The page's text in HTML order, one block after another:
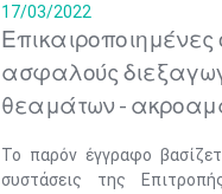
17/03/2022
Επικαιροποιημένες
ασφαλούς
θεαμάτων -
Το παρόν έγγραφο
συστάσεις της